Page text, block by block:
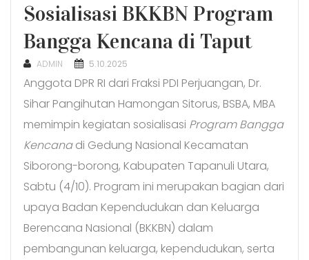
Sosialisasi BKKBN Program
Bangga Kencana di Taput
ADMIN
POSTED
5.10.2025
Anggota DPR RI dari Fraksi PDI Perjuangan, Dr.
Sihar Pangihutan Hamongan Sitorus, BSBA, MBA
memimpin kegiatan sosialisasi Program Bangga
Kencanadi Gedung Nasional Kecamatan
Siborong-borong, Kabupaten Tapanuli Utara,
Sabtu (4/10). Program ini merupakan bagian dari
upaya Badan Kependudukan dan Keluarga
Berencana Nasional (BKKBN) dalam
pembangunan keluarga, kependudukan, serta